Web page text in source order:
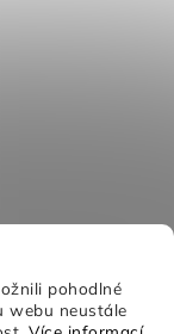
pohodlné
webu neustále